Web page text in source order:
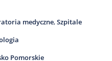
medyczne,Szpitale
Pomorskie